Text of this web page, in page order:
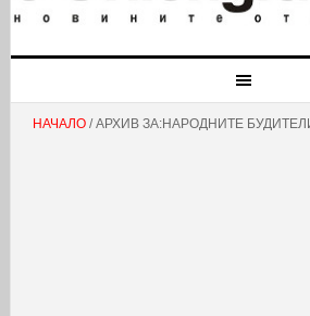
НАЧАЛО/ АРХИВ ЗА:НАРОДНИТЕ